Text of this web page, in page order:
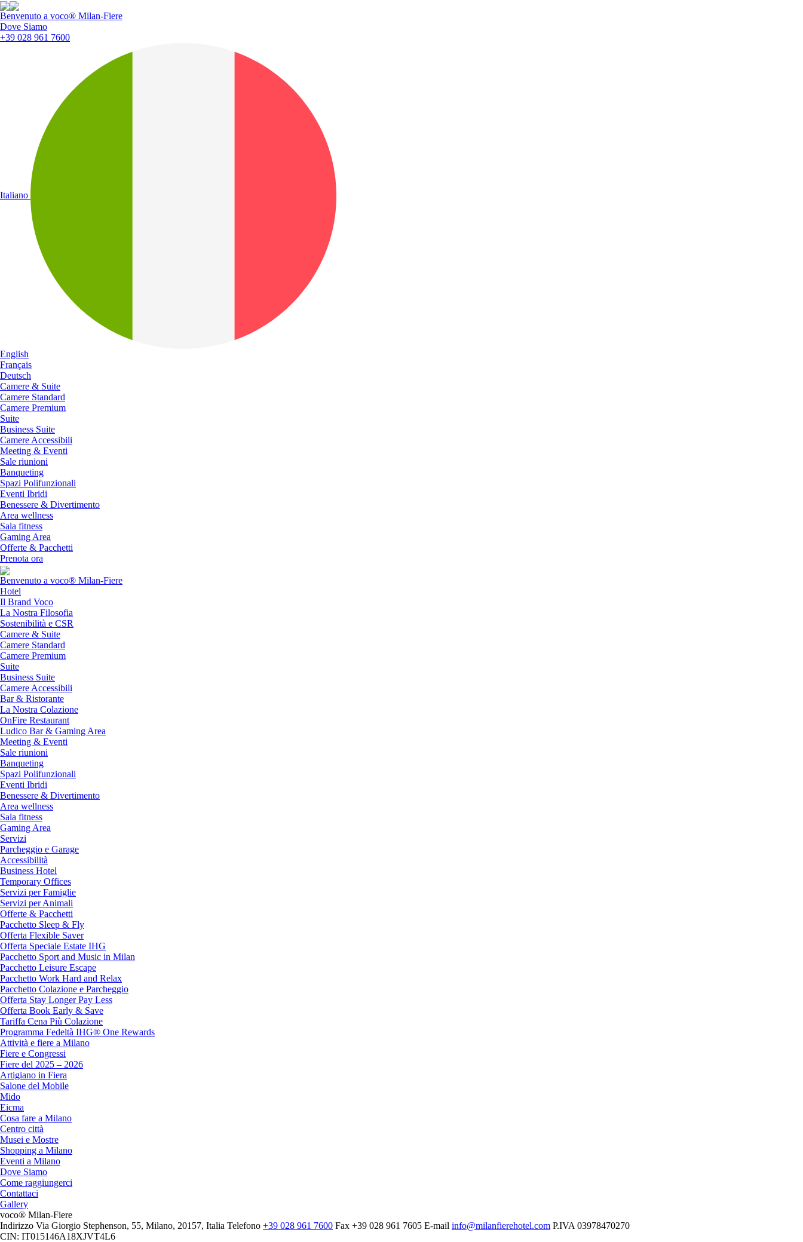
Benvenuto a voco® Milan-Fiere
Dove Siamo
+39 028 961 7600
Italiano
English
Français
Deutsch
Camere & Suite
Camere Standard
Camere Premium
Suite
Business Suite
Camere Accessibili
Meeting & Eventi
Sale riunioni
Banqueting
Spazi Polifunzionali
Eventi Ibridi
Benessere & Divertimento
Area wellness
Sala fitness
Gaming Area
Offerte & Pacchetti
Prenota ora
Benvenuto a voco® Milan-Fiere
Hotel
Il Brand Voco
La Nostra Filosofia
Sostenibilità e CSR
Camere & Suite
Camere Standard
Camere Premium
Suite
Business Suite
Camere Accessibili
Bar & Ristorante
La Nostra Colazione
OnFire Restaurant
Ludico Bar & Gaming Area
Meeting & Eventi
Sale riunioni
Banqueting
Spazi Polifunzionali
Eventi Ibridi
Benessere & Divertimento
Area wellness
Sala fitness
Gaming Area
Servizi
Parcheggio e Garage
Accessibilità
Business Hotel
Temporary Offices
Servizi per Famiglie
Servizi per Animali
Offerte & Pacchetti
Pacchetto Sleep & Fly
Offerta Flexible Saver
Offerta Speciale Estate IHG
Pacchetto Sport and Music in Milan
Pacchetto Leisure Escape
Pacchetto Work Hard and Relax
Pacchetto Colazione e Parcheggio
Offerta Stay Longer Pay Less
Offerta Book Early & Save
Tariffa Cena Più Colazione
Programma Fedeltà IHG® One Rewards
Attività e fiere a Milano
Fiere e Congressi
Fiere del 2025 – 2026
Artigiano in Fiera
Salone del Mobile
Mido
Eicma
Cosa fare a Milano
Centro città
Musei e Mostre
Shopping a Milano
Eventi a Milano
Dove Siamo
Come raggiungerci
Contattaci
Gallery
voco® Milan-Fiere
Indirizzo Via Giorgio Stephenson, 55, Milano, 20157, Italia Telefono +39 028 961 7600 Fax +39 028 961 7605 E-mail info@milanfierehotel.com P.IVA 03978470270
CIN: IT015146A18XJVT4L6